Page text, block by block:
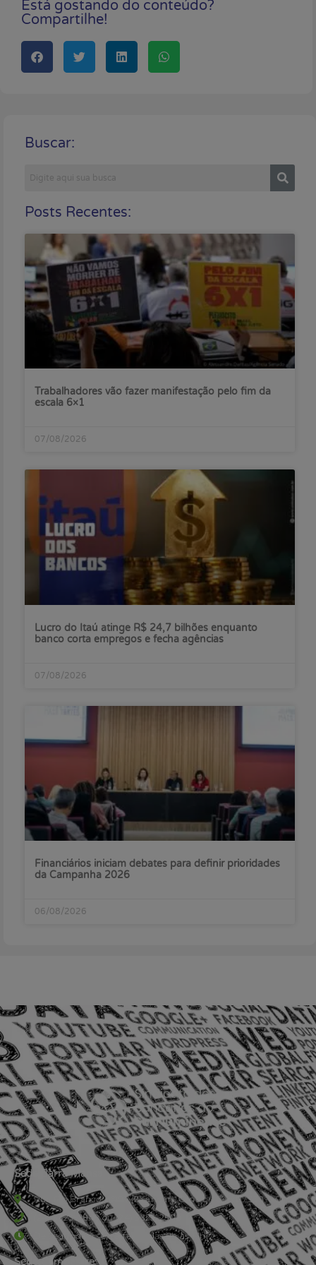
Está gostando do conteúdo?
Compartilhe!
Buscar:
Posts Recentes:
Trabalhadores vão fazer manifestação pelo fim da
escala 6×1
07/08/2026
Lucro do Itaú atinge R$ 24,7 bilhões enquanto
banco corta empregos e fecha agências
07/08/2026
Financiários iniciam debates para definir prioridades
da Campanha 2026
06/08/2026
Sede Barra Mansa
Rua Rio Branco, nº107 (2º andar), Centro - Cep: 27.330-030
(24) 3323-2848 ou (24) 3323-2500
De segunda à sexta-feira , das 9h às 17h.
Sede Campestre: